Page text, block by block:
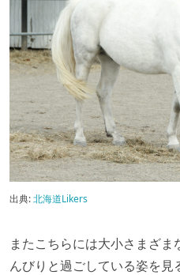
出典:北海道Likers
またこちらには大小さまざ
んびりと過ごしている姿を見